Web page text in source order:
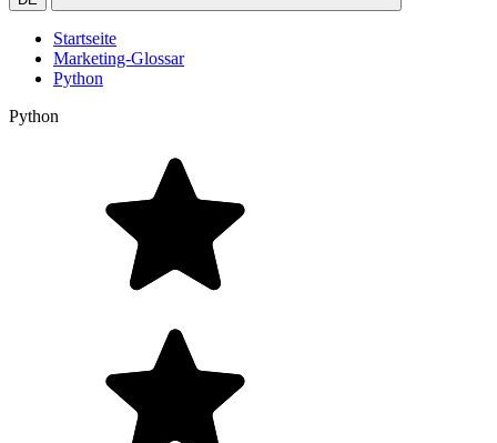
Startseite
Marketing-Glossar
Python
Python